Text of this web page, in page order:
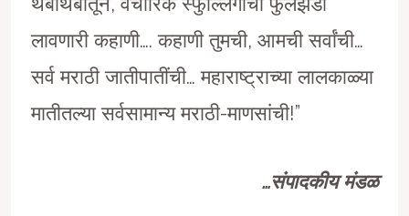
लावणारी कहाणी…. कहाणी तुमची, आमची सर्वांची…
सर्व मराठी जातीपातींची… महाराष्ट्राच्या लालकाळ्या
मातीतल्या सर्वसामान्य मराठी-माणसांची!”
…संपादकीय मंडळ